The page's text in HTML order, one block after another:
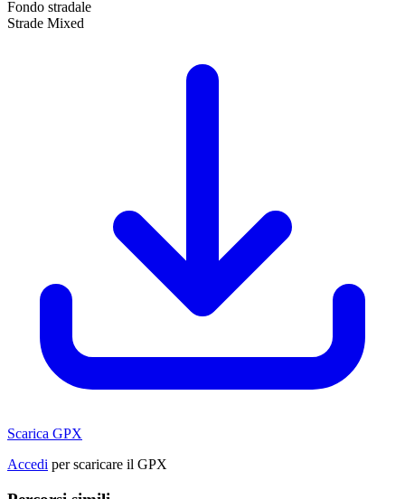
Fondo stradale
Strade Mixed
Scarica GPX
Accedi per scaricare il GPX